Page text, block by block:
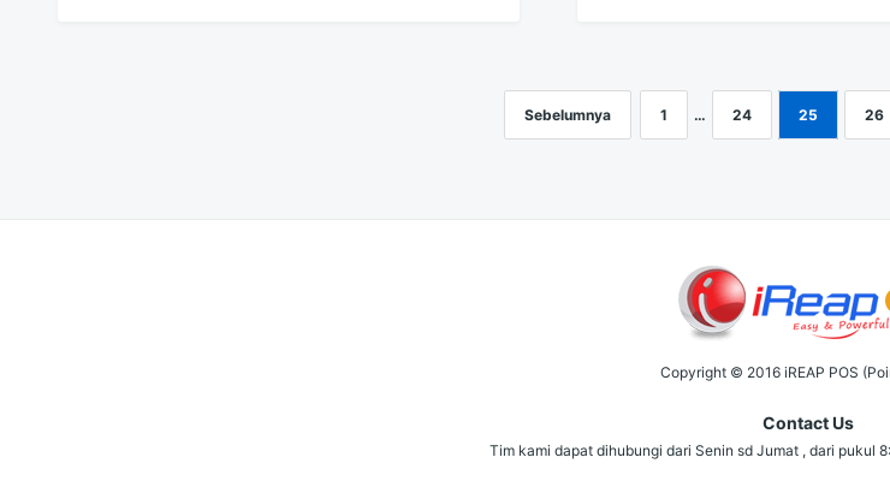
Sebelumnya 1 … 24 25 26
Copyright © 2016 iREAP POS
Contact Us
Tim kami dapat dihubungi dari Senin sd Jumat , dari pukul